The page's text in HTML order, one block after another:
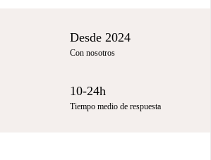
Desde 2024
Con nosotros
10-24h
Tiempo medio de respuesta